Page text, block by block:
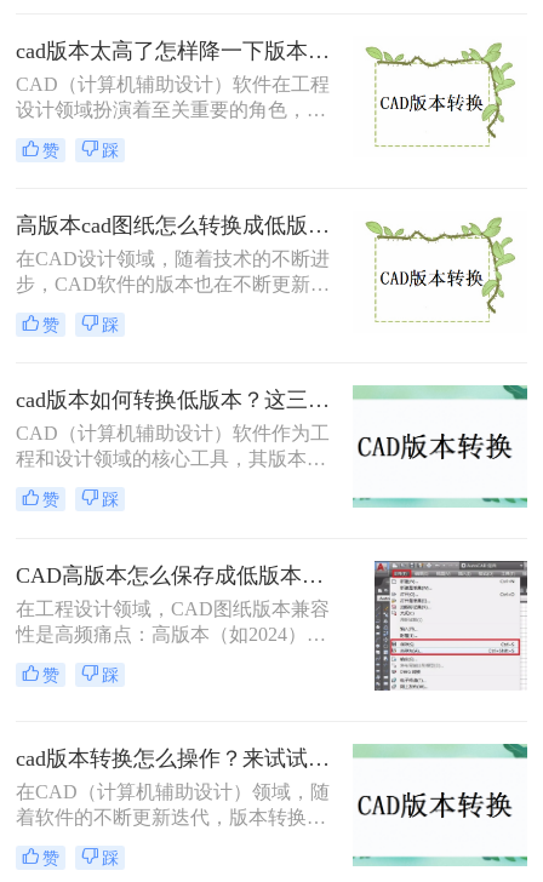
版本过高怎么转换低版本免费呢？本
文将介绍两种免费将CAD版本从高转
低的方法。
cad版本太高了怎样降一下版本？试试这两种有效的方法！
CAD（计算机辅助设计）软件在工程
设计领域扮演着至关重要的角色，而
由于软件版本的不断更新，有时我们
需要将高版本的CAD文件转换为低版
么cad版本太高了怎样降一下版本呢？
本文将介绍两种将CAD版本降级的方
法。
赞 踩
高版本cad图纸怎么转换成低版本？有这4种方法可以快速转换！
在CAD设计领域，随着技术的不断进
步，CAD软件的版本也在不断更新。
然而，由于某些特定的工作需求或设
备限制，我们有时需要将高版本的
在旧版本的CAD软件中能够正常打开
和编辑。那么高版本cad图纸怎么转换
成低版本呢？本文将详细介绍四种将
高版本CAD图纸转换为低版本的方
法，并给出具体的操作步骤和注意事
项。
赞 踩
cad版本如何转换低版本？这三个转换方法，你一定要学会！
CAD（计算机辅助设计）软件作为工
程和设计领域的核心工具，其版本迭
代频繁，不同版本之间在功能和兼容
性上存在差异。因此，有时我们需要
以便在旧版本的CAD软件中打开或编
辑。那么cad版本如何转换低版本呢？
以下是一些常用的方法来实现CAD版
本从高到低的转换。
赞 踩
CAD高版本怎么保存成低版本发给别人？5种安全有效方法实测！
在工程设计领域，CAD图纸版本兼容
性是高频痛点：高版本（如2024）文
件无法被低版本（如2018）打开，导
致协作中断、进度延误。许多用户盲
CAD高版本怎么保存成低版本发给别
人呢？本文基于AutoCAD 2024+系统
实测，系统梳理5种安全有效的版本
边界与关键细节，助您高效完成版本
赞 踩
cad版本转换怎么操作？来试试这二种实用方法吧！
在CAD（计算机辅助设计）领域，随
着软件的不断更新迭代，版本转换成
为了一个常见的需求。无论是出于兼
容性、文件格式要求，还是为了与旧
赞 踩